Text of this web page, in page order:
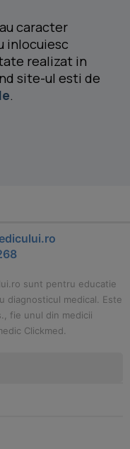
caracter
inlocuiesc
realizat in
site-ul esti de
.
sunt pentru educatie
diagnosticul medical. Este
fie unul din medicii
Clickmed.